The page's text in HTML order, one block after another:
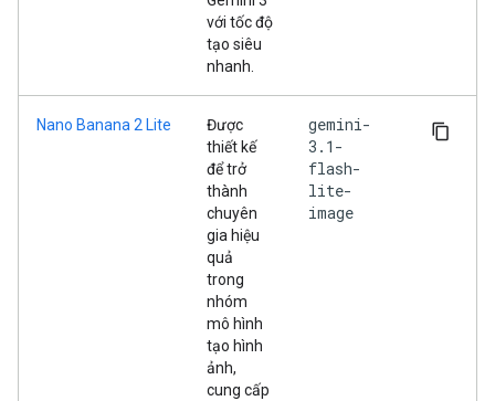
với tốc độ
tạo siêu
nhanh.
Nano Banana 2 Lite
Được
thiết kế
để trở
thành
chuyên
gia hiệu
quả
trong
nhóm
mô hình
tạo hình
ảnh,
cung cấp
gemini-
3.1-
flash-
lite-
image